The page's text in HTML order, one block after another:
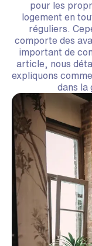
pour les
logement en
réguliers.
comporte des
important de
article, nous
expliquons
dans la